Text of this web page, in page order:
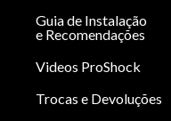
Guia de Instalação
e Recomendações
Videos ProShock
Trocas e Devoluções